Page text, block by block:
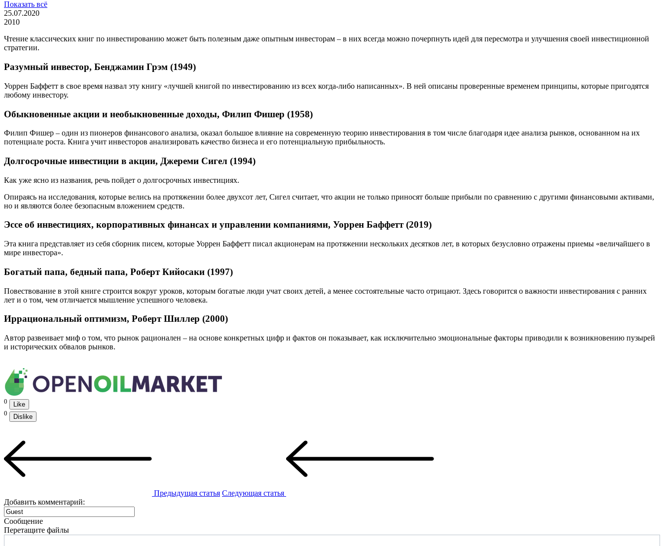
Показать всё
25.07.2020
2010
Чтение классических книг по инвестированию может быть полезным даже опытным инвесторам – в них всегда можно почерпнуть идей для пересмотра и улучшения своей инвестиционной
стратегии.
Разумный инвестор, Бенджамин Грэм (1949)
Уоррен Баффетт в свое время назвал эту книгу «лучшей книгой по инвестированию из всех когда-либо написанных». В ней описаны проверенные временем принципы, которые пригодятся
любому инвестору.
Обыкновенные акции и необыкновенные доходы, Филип Фишер (1958)
Филип Фишер – один из пионеров финансового анализа, оказал большое влияние на современную теорию инвестирования в том числе благодаря идее анализа рынков, основанном на их
потенциале роста. Книга учит инвесторов анализировать качество бизнеса и его потенциальную прибыльность.
Долгосрочные инвестиции в акции, Джереми Сигел (1994)
Как уже ясно из названия, речь пойдет о долгосрочных инвестициях.
Опираясь на исследования, которые велись на протяжении более двухсот лет, Сигел считает, что акции не только приносят больше прибыли по сравнению с другими финансовыми активами,
но и являются более безопасным вложением средств.
Эссе об инвестициях, корпоративных финансах и управлении компаниями, Уоррен Баффетт (2019)
Эта книга представляет из себя сборник писем, которые Уоррен Баффетт писал акционерам на протяжении нескольких десятков лет, в которых безусловно отражены приемы «величайшего в
мире инвестора».
Богатый папа, бедный папа, Роберт Кийосаки (1997)
Повествование в этой книге строится вокруг уроков, которым богатые люди учат своих детей, а менее состоятельные часто отрицают. Здесь говорится о важности инвестирования с ранних
лет и о том, чем отличается мышление успешного человека.
Иррациональный оптимизм, Роберт Шиллер (2000)
Автор развеивает миф о том, что рынок рационален – на основе конкретных цифр и фактов он показывает, как исключительно эмоциональные факторы приводили к возникновению пузырей
и исторических обвалов рынков.
0
Like
0
Dislike
Предыдущая статья Следующая статья
Добавить комментарий:
Сообщение
Перетащите файлы